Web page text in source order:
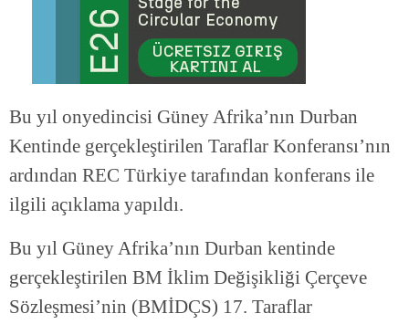
Bu yıl onyedincisi Güney Afrika’nın Durban
Kentinde gerçekleştirilen Taraflar Konferansı’nın
ardından REC Türkiye tarafından konferans ile
ilgili açıklama yapıldı.
Bu yıl Güney Afrika’nın Durban kentinde
gerçekleştirilen BM İklim Değişikliği Çerçeve
Sözleşmesi’nin (BMİDÇS) 17. Taraflar